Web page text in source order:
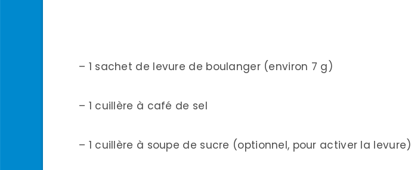
– 1 sachet de levure de boulanger (environ 7 g)
– 1 cuillère à café de sel
– 1 cuillère à soupe de sucre (optionnel, pour activer la levure)